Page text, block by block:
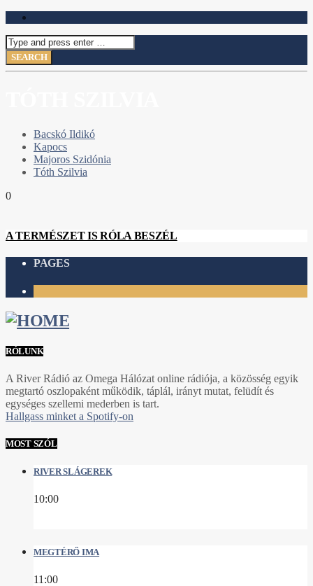
Bacskó Ildikó
Kapocs
Majoros Szidónia
Tóth Szilvia
0
A TERMÉSZET IS RÓLA BESZÉL
PAGES
RÓLUNK
A River Rádió az Omega Hálózat online rádiója, a közösség egyik
megtartó oszlopaként működik, táplál, irányt mutat, felüdít és
egységes szellemi mederben is tart.
Hallgass minket a Spotify-on
MOST SZÓL
RIVER SLÁGEREK
10:00
MEGTÉRŐ IMA
11:00